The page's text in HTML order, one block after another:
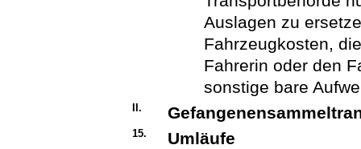
Auslagen zu
Fahrzeugkosten,
Fahrerin oder den
sonstige bare
II.
15.
Umläufe